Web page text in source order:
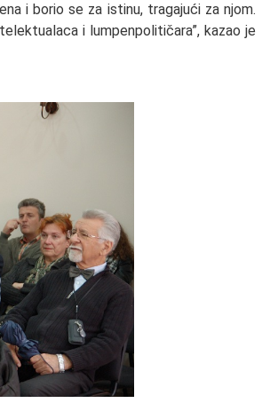
i borio se za istinu, tragajući za njom.
i lumpenpolitičara”, kazao je